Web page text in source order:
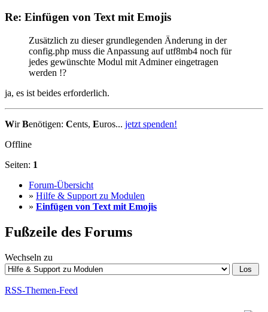
Re: Einfügen von Text mit Emojis
Zusätzlich zu dieser grundlegenden Änderung in der
config.php muss die Anpassung auf utf8mb4 noch für
jedes gewünschte Modul mit Adminer eingetragen
werden !?
ja, es ist beides erforderlich.
WirBenötigen: Cents, Euros... jetzt spenden!
Offline
Seiten: 1
Forum-Übersicht
» Hilfe & Support zu Modulen
» Einfügen von Text mit Emojis
Fußzeile des Forums
Wechseln zu
RSS-Themen-Feed